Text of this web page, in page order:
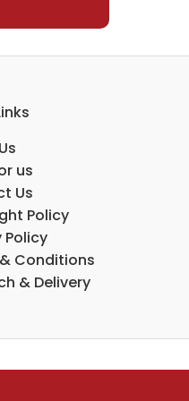
us
Us
Policy
Policy
Conditions
& Delivery